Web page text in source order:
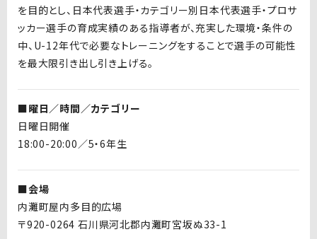
を目的とし、日本代表選手・カテゴリー別日本代表選手・プロサ
ッカー選手の育成実績のある指導者が、充実した環境・条件の
中、 U-12年代で必要なトレーニングをすることで選手の可能性
を最大限引き出し引き上げる。
■曜日／時間／カテゴリー
日曜日開催
18:00-20:00／5・6年生
■会場
内灘町屋内多目的広場
〒920-0264 石川県河北郡内灘町宮坂ぬ33-1